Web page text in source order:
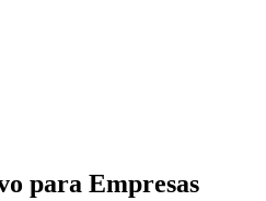
para Empresas